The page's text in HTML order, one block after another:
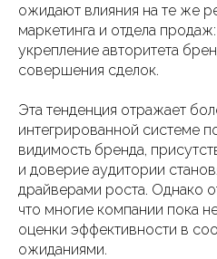
ожидают влияния на те же
маркетинга и отдела
укрепление авторитета
совершения сделок.
Эта тенденция отражает
интегрированной системе
видимость бренда,
и доверие аудитории
драйверами роста. Однако
что многие компании пока
оценки эффективности в
ожиданиями.